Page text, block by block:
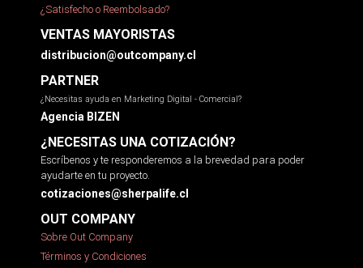
¿Satisfecho o Reembolsado?
VENTAS MAYORISTAS
distribucion@outcompany.cl
PARTNER
¿Necesitas ayuda en Marketing Digital - Comercial?
Agencia BIZEN
¿NECESITAS UNA COTIZACIÓN?
Escríbenos y te responderemos a la brevedad para poder
ayudarte en tu proyecto.
cotizaciones@sherpalife.cl
OUT COMPANY
Sobre Out Company
Términos y Condiciones